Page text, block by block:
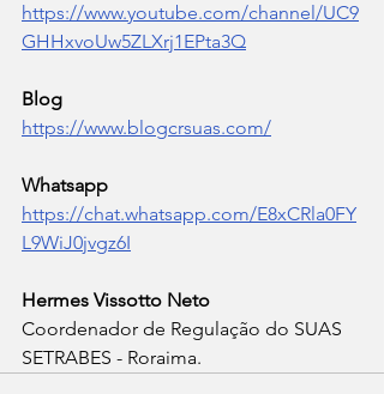
https://www.youtube.com/channel/UC9
GHHxvoUw5ZLXrj1EPta3Q
Blog
https://www.blogcrsuas.com/
Whatsapp
https://chat.whatsapp.com/E8xCRla0FY
L9WiJ0jvgz6I
Hermes Vissotto Neto
Coordenador de Regulação do SUAS
SETRABES - Roraima.